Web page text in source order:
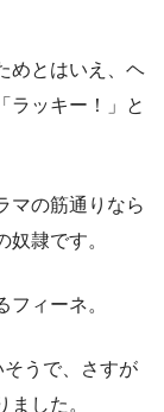
めとはいえ、ヘ
ラッキー！」と
マの筋通りなら
隷です。
ィーネ。
うで、さすが
した。